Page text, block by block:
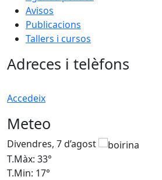
Avisos
Publicacions
Tallers i cursos
Adreces i telèfons
Accedeix
Meteo
Divendres, 7 d’agost
T.Màx: 33°
T.Min: 17°